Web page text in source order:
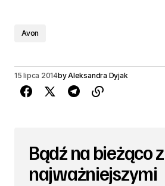
Avon
15 lipca 2014byAleksandra Dyjak
Bądź na bieżąco z
najważniejszymi